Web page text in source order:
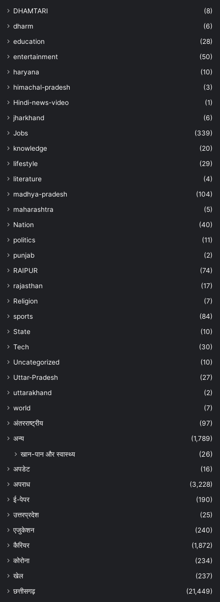
DHAMTARI
(8)
dharm
(6)
education
(28)
entertainment
(50)
haryana
(10)
himachal-pradesh
(3)
Hindi-news-video
(1)
jharkhand
(6)
Jobs
(339)
knowledge
(20)
lifestyle
(29)
literature
(4)
madhya-pradesh
(104)
maharashtra
(5)
Nation
(40)
politics
(11)
punjab
(2)
RAIPUR
(74)
rajasthan
(17)
Religion
(7)
sports
(84)
State
(10)
Tech
(30)
Uncategorized
(10)
Uttar-Pradesh
(27)
uttarakhand
(2)
world
(7)
अंतरराष्ट्रीय
(97)
अन्‍य
(1,789)
खान-पान और स्वास्थ्य (26)
अपडेट
(16)
अपराध
(3,228)
ई-पेपर
(190)
उत्तरप्रदेश
(25)
एजुकेशन
(240)
कैरियर
(1,872)
कोरोना
(234)
खेल
(237)
छत्तीसगढ़
(21,449)